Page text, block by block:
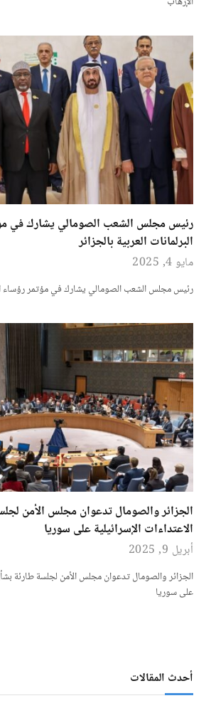
رئيس مجلس الشعب الصومالي يشارك في
البرلمانات العربية بالجزائر
مايو 4, 2025
رئيس مجلس الشعب الصومالي يشارك في مؤتمر رؤساء
الجزائر والصومال تدعوان مجلس الأمن
الاعتداءات الإسرائيلية على سوريا
أبريل 9, 2025
الجزائر والصومال تدعوان مجلس الأمن لجلسة طارئة
على سوريا
أحدث المقالات